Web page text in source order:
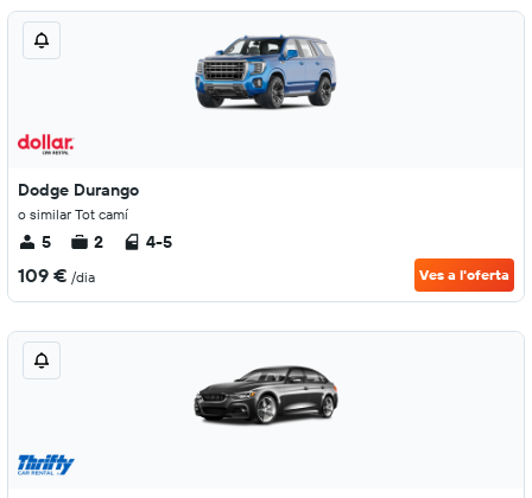
Dodge Durango
o similar Tot camí
5 2 4-5
109 € /dia Ves a l'oferta